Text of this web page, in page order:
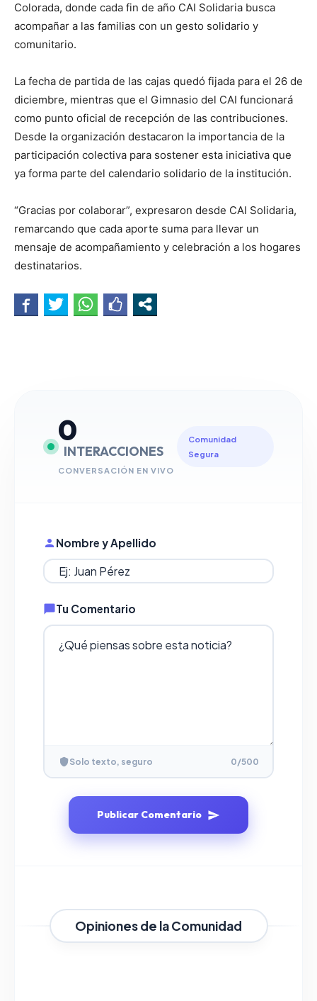
Colorada, donde cada fin de año CAI Solidaria busca
acompañar a las familias con un gesto solidario y
comunitario.
La fecha de partida de las cajas quedó fijada para el 26 de
diciembre, mientras que el Gimnasio del CAI funcionará
como punto oficial de recepción de las contribuciones.
Desde la organización destacaron la importancia de la
participación colectiva para sostener esta iniciativa que
ya forma parte del calendario solidario de la institución.
“Gracias por colaborar”, expresaron desde CAI Solidaria,
remarcando que cada aporte suma para llevar un
mensaje de acompañamiento y celebración a los hogares
destinatarios.
0
INTERACCIONES
CONVERSACIÓN EN VIVO
Comunidad
Segura
Nombre y Apellido
Tu Comentario
Solo texto, seguro 0/500
Publicar Comentario
Opiniones de la Comunidad